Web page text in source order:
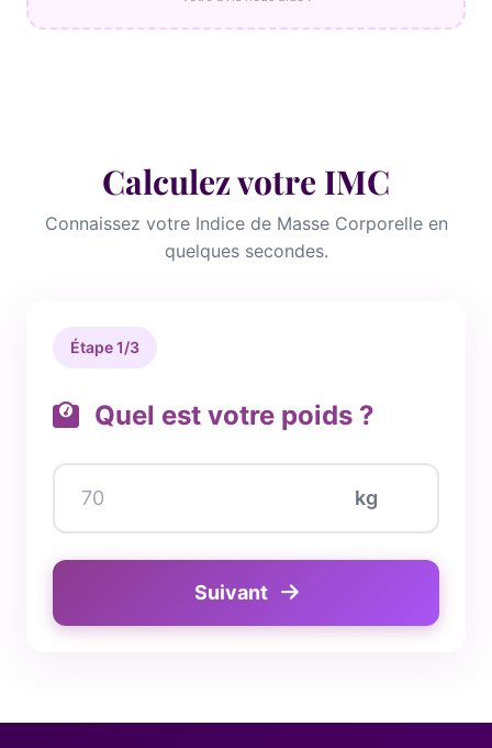
Calculez votre IMC
Connaissez votre Indice de Masse Corporelle en
quelques secondes.
Étape 1/3
Quel est votre poids ?
kg
Suivant